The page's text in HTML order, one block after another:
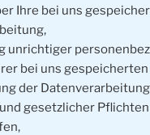
Ihre bei uns
unrichtiger
bei uns gespeicherten
der
gesetzlicher